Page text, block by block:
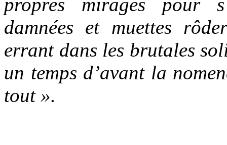
damnées et muettes
errant dans les brutales
un temps d’avant la
tout ».